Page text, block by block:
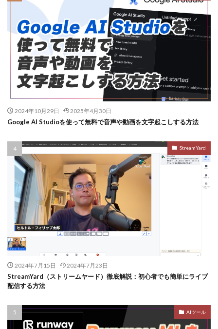
2024年10月29日 2025年4月30日
Google AI Studioを使って無料で音声や動画を文字起こしする方法
StreamYard
2024年7月15日 2024年7月23日
StreamYard（ストリームヤード）徹底解説：初心者でも簡単にライブ
配信する方法
AIツール